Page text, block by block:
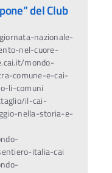
del Club
nazionale-
nel-cuore-
mondo-
comune-e-cai-
li-comuni
il-cai-
nella-storia-e-
italia-cai